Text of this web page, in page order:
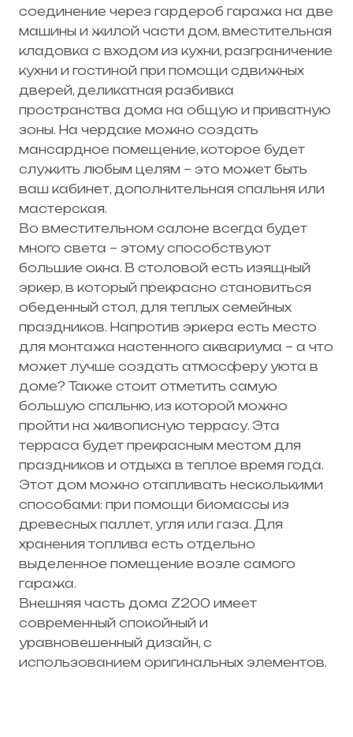
соединение через гардероб гаража на две
машины и жилой части дом, вместительная
кладовка с входом из кухни, разграничение
кухни и гостиной при помощи сдвижных
дверей, деликатная разбивка
пространства дома на общую и приватную
зоны. На чердаке можно создать
мансардное помещение, которое будет
служить любым целям – это может быть
ваш кабинет, дополнительная спальня или
мастерская.
Во вместительном салоне всегда будет
много света – этому способствуют
большие окна. В столовой есть изящный
эркер, в который прекрасно становиться
обеденный стол, для теплых семейных
праздников. Напротив эркера есть место
для монтажа настенного аквариума – а что
может лучше создать атмосферу уюта в
доме? Также стоит отметить самую
большую спальню, из которой можно
пройти на живописную террасу. Эта
терраса будет прекрасным местом для
праздников и отдыха в теплое время года.
Этот дом можно отапливать несколькими
способами: при помощи биомассы из
древесных паллет, угля или газа. Для
хранения топлива есть отдельно
выделенное помещение возле самого
гаража.
Внешняя часть дома Z200 имеет
современный спокойный и
уравновешенный дизайн, с
использованием оригинальных элементов.